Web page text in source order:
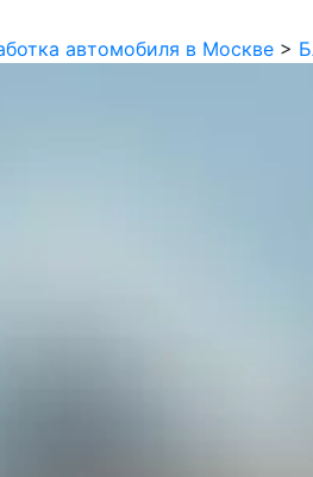
автомобиля в Москве >